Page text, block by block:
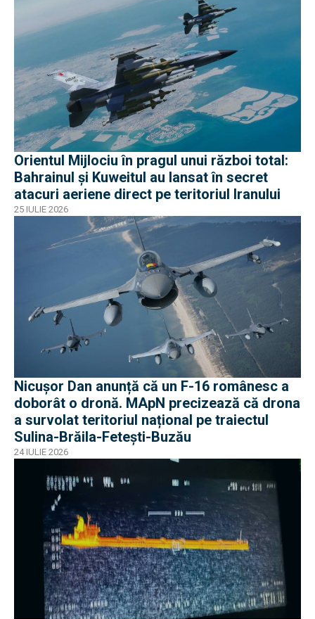
Orientul Mijlociu în pragul unui război total:
Bahrainul și Kuweitul au lansat în secret
atacuri aeriene direct pe teritoriul Iranului
25 IULIE 2026
Nicușor Dan anunță că un F-16 românesc a
doborât o dronă. MApN precizează că drona
a survolat teritoriul național pe traiectul
Sulina-Brăila-Fetești-Buzău
24 IULIE 2026